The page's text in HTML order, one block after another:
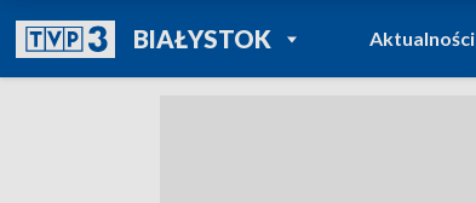
BIAŁYSTOKPOWRÓT DO
TVP REGIONY
Aktualności